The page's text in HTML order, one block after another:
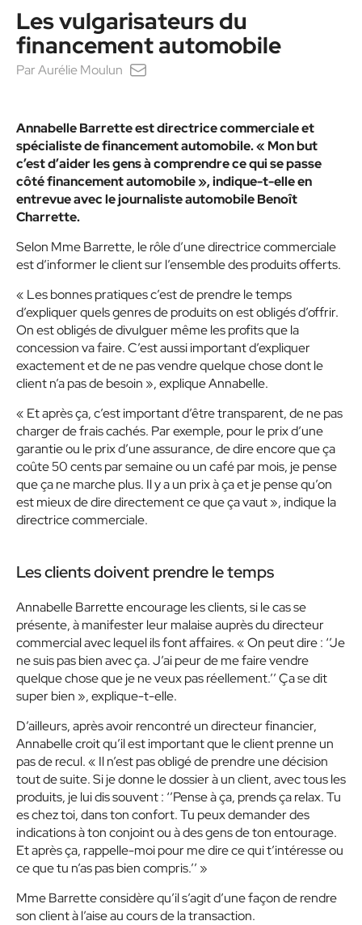
Les vulgarisateurs du
financement automobile
ParAurélie Moulun
Annabelle Barrette est directrice commerciale et
spécialiste de financement automobile. « Mon but
c’est d’aider les gens à comprendre ce qui se passe
côté financement automobile », indique-t-elle en
entrevue avec le journaliste automobile Benoît
Charrette.
Selon Mme Barrette, le rôle d’une directrice commerciale
est d’informer le client sur l’ensemble des produits offerts.
« Les bonnes pratiques c’est de prendre le temps
d’expliquer quels genres de produits on est obligés d’offrir.
On est obligés de divulguer même les profits que la
concession va faire. C’est aussi important d’expliquer
exactement et de ne pas vendre quelque chose dont le
client n’a pas de besoin », explique Annabelle.
« Et après ça, c’est important d’être transparent, de ne pas
charger de frais cachés. Par exemple, pour le prix d’une
garantie ou le prix d’une assurance, de dire encore que ça
coûte 50 cents par semaine ou un café par mois, je pense
que ça ne marche plus. Il y a un prix à ça et je pense qu’on
est mieux de dire directement ce que ça vaut », indique la
directrice commerciale.
Les clients doivent prendre le temps
Annabelle Barrette encourage les clients, si le cas se
présente, à manifester leur malaise auprès du directeur
commercial avec lequel ils font affaires. « On peut dire : ‘’Je
ne suis pas bien avec ça. J’ai peur de me faire vendre
quelque chose que je ne veux pas réellement.’’ Ça se dit
super bien », explique-t-elle.
D’ailleurs, après avoir rencontré un directeur financier,
Annabelle croit qu’il est important que le client prenne un
pas de recul. « Il n’est pas obligé de prendre une décision
tout de suite. Si je donne le dossier à un client, avec tous les
produits, je lui dis souvent : ‘’Pense à ça, prends ça relax. Tu
es chez toi, dans ton confort. Tu peux demander des
indications à ton conjoint ou à des gens de ton entourage.
Et après ça, rappelle-moi pour me dire ce qui t’intéresse ou
ce que tu n’as pas bien compris.’’ »
Mme Barrette considère qu’il s’agit d’une façon de rendre
son client à l’aise au cours de la transaction.